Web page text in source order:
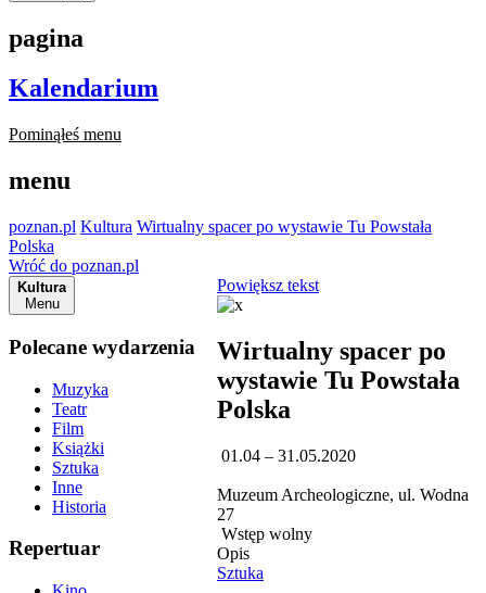
pagina
Kalendarium
Pominąłeś menu
menu
poznan.pl Kultura Wirtualny spacer po wystawie Tu Powstała
Polska
Wróć do poznan.pl
Kultura
Menu
Polecane wydarzenia
Muzyka
Teatr
Film
Książki
Sztuka
Inne
Historia
Repertuar
Powiększ tekst
Wirtualny spacer po
wystawie Tu Powstała
Polska
01.04 – 31.05.2020
Muzeum Archeologiczne, ul. Wodna
27
Wstęp wolny
Opis
Sztuka